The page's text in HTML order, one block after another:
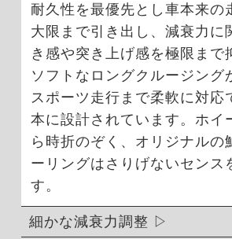
耐久性を最優先とし車本来の
大限まで引き出し、減衰力に
き感や突き上げ感を極限まで
ソフトなロングクルージング
スポーツ走行まで柔軟に対応
本に設計されています。ホイ
ら時折のぞく、オリジナルの
ーリングはさりげないセンス
す。
細かな減衰力調整